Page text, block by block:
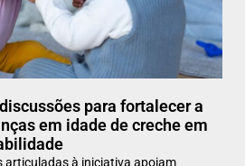
para fortalecer a
em idade de creche em
articuladas à iniciativa apoiam